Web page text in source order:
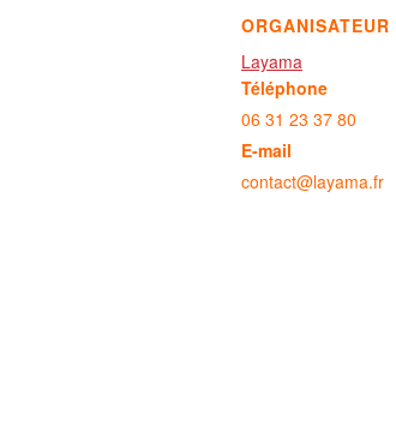
ORGANISATEUR
Layama
Téléphone
06 31 23 37 80
E-mail
contact@layama.fr